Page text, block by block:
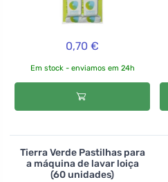
0,70 €
Em stock - enviamos em 24h
Tierra Verde Pastilhas para
a máquina de lavar loiça
(60 unidades)